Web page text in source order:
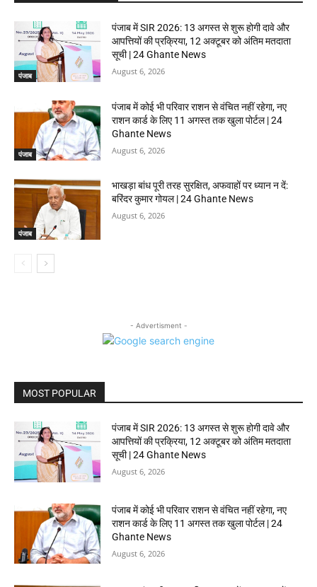
पंजाब
पंजाब में SIR 2026: 13 अगस्त से शुरू होगी दावे और
आपत्तियों की प्रक्रिया, 12 अक्टूबर को अंतिम मतदाता
सूची | 24 Ghante News
August 6, 2026
पंजाब
पंजाब में कोई भी परिवार राशन से वंचित नहीं रहेगा, नए
राशन कार्ड के लिए 11 अगस्त तक खुला पोर्टल | 24
Ghante News
August 6, 2026
पंजाब
भाखड़ा बांध पूरी तरह सुरक्षित, अफवाहों पर ध्यान न दें:
बरिंदर कुमार गोयल | 24 Ghante News
August 6, 2026
- Advertisment -
MOST POPULAR
पंजाब में SIR 2026: 13 अगस्त से शुरू होगी दावे और
आपत्तियों की प्रक्रिया, 12 अक्टूबर को अंतिम मतदाता
सूची | 24 Ghante News
August 6, 2026
पंजाब में कोई भी परिवार राशन से वंचित नहीं रहेगा, नए
राशन कार्ड के लिए 11 अगस्त तक खुला पोर्टल | 24
Ghante News
August 6, 2026